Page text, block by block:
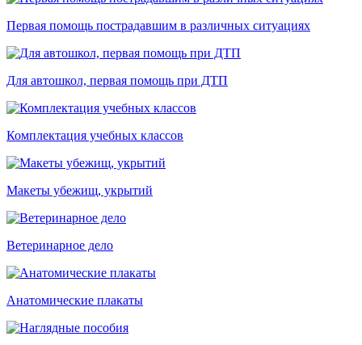
Первая помощь пострадавшим в различных ситуациях
Для автошкол, первая помощь при ДТП
Комплектация учебных классов
Макеты убежищ, укрытий
Ветеринарное дело
Анатомические плакаты